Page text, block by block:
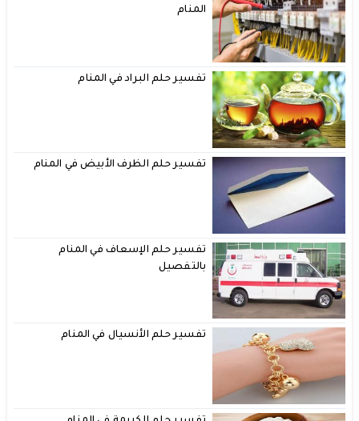
المنام
تفسير حلم البراد في المنام
تفسير حلم الظرف الأبيض في المنام
تفسير حلم الإسعاف في المنام
بالتفصيل
تفسير حلم الأنسيال في المنام